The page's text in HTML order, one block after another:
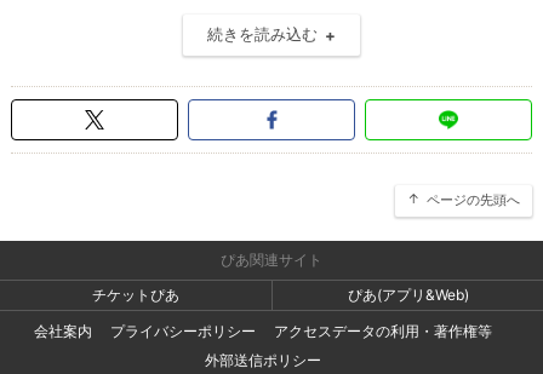
続きを読み込む
ページの先頭へ
ぴあ関連サイト
チケットぴあ
ぴあ(アプリ&Web)
会社案内
プライバシーポリシー
アクセスデータの利用・著作権等
外部送信ポリシー